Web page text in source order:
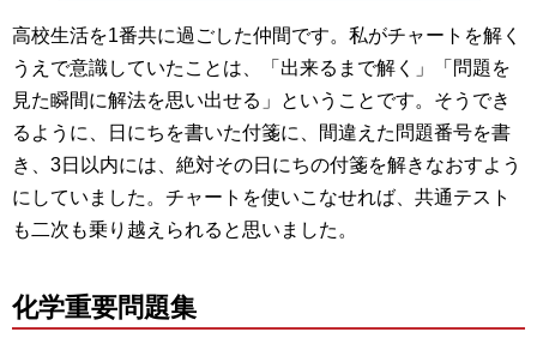
高校生活を1番共に過ごした仲間です。私がチャートを解く
うえで意識していたことは、「出来るまで解く」「問題を
見た瞬間に解法を思い出せる」ということです。そうでき
るように、日にちを書いた付箋に、間違えた問題番号を書
き、3日以内には、絶対その日にちの付箋を解きなおすよう
にしていました。チャートを使いこなせれば、共通テスト
も二次も乗り越えられると思いました。
化学重要問題集